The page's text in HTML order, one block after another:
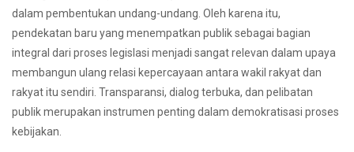
dalam pembentukan undang-undang. Oleh karena itu,
pendekatan baru yang menempatkan publik sebagai bagian
integral dari proses legislasi menjadi sangat relevan dalam upaya
membangun ulang relasi kepercayaan antara wakil rakyat dan
rakyat itu sendiri. Transparansi, dialog terbuka, dan pelibatan
publik merupakan instrumen penting dalam demokratisasi proses
kebijakan.